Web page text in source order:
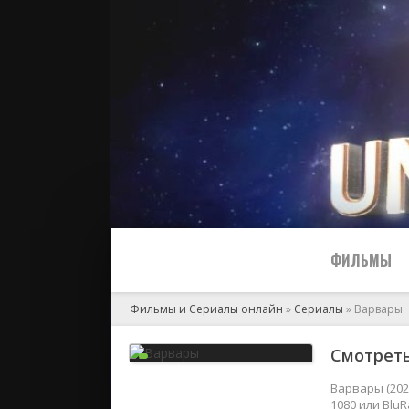
ФИЛЬМЫ
2024
Фильмы и Сериалы онлайн » Сериалы » Варвары
Варвары
1080 или